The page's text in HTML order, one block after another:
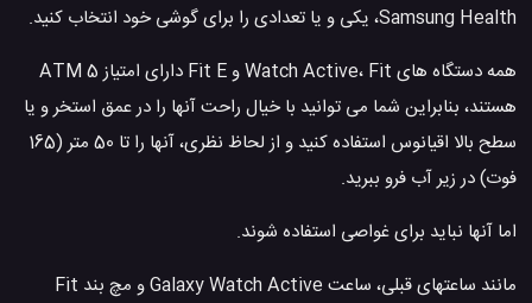
Samsung Health، یکی و یا تعدادی را برای گوشی خود انتخاب کنید.
همه دستگاه های Watch Active، Fit و Fit E دارای امتیاز 5 ATM
هستند، بنابراین شما می توانید با خیال راحت آنها را در عمق استخر و یا
سطح بالا اقیانوس استفاده کنید و از لحاظ نظری، آنها را تا 50 متر (165
فوت) در زیر آب فرو ببرید.
اما آنها نباید برای غواصی استفاده شوند.
مانند ساعتهای قبلی، ساعت Galaxy Watch Active و مچ بند Fit